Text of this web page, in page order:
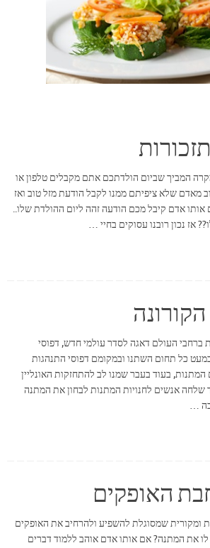
המביך שביום הולדתכם אתם מקבלים טלפון או
מאדם שלא ציפיתם ממנו לקבל הודעת מזל טוב ואז
אדם קיבל מכם הודעה זהה ליום ההולדת שלו..
אז נכון רובנו עסוקים בחיי …
ברחבי העולם דאגה לסדר עולמי חדש, דפוסי
כל תחום השתנו ובמקומם דפוסי התנהגות
בעוד בעבר שמנו לב להתחזקות האונליין
שלחה אנשים לחנויות המתנות לבחון את המתנה
…
האופקים
ומקורית שמסוגלת להשפיע ולהרחיב את האופקים
את המתנה? אם אותו אדם אוהב ללמוד דברים